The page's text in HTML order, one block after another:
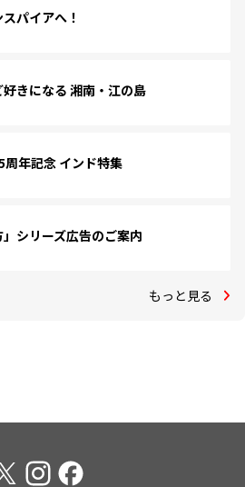
パイアへ！
きになる 湘南・江の島
年記念 インド特集
」シリーズ広告のご案内
もっと見る